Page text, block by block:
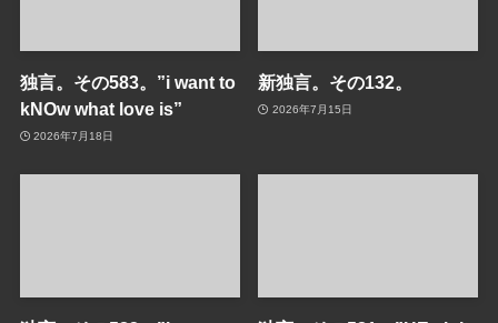
独言。その583。”i want to
kNOw what love is”
2026年7月18日
新独言。その132。
2026年7月15日